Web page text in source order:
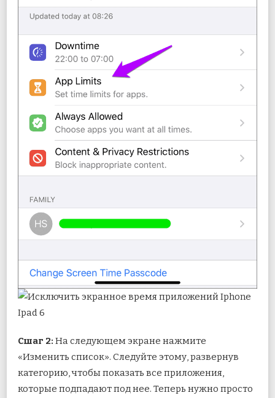
Сшаг 2: На следующем экране нажмите
«Изменить список». Следуйте этому, развернув
категорию, чтобы показать все приложения,
которые подпадают под нее. Теперь нужно просто